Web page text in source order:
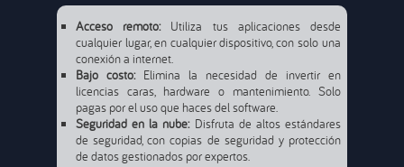
Acceso remoto: Utiliza tus aplicaciones desde
cualquier lugar, en cualquier dispositivo, con solo una
conexión a internet.
Bajo costo: Elimina la necesidad de invertir en
licencias caras, hardware o mantenimiento. Solo
pagas por el uso que haces del software.
Seguridad en la nube: Disfruta de altos estándares
de seguridad, con copias de seguridad y protección
de datos gestionados por expertos.